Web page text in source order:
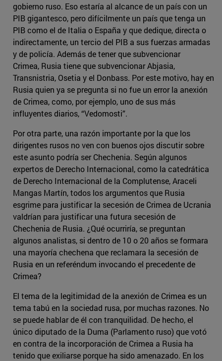
gobierno ruso. Eso estaría al alcance de un país con un
PIB gigantesco, pero difícilmente un país que tenga un
PIB como el de Italia o España y que dedique, directa o
indirectamente, un tercio del PIB a sus fuerzas armadas
y de policía. Además de tener que subvencionar
Crimea, Rusia tiene que subvencionar Abjasia,
Transnistria, Osetia y el Donbass. Por este motivo, hay en
Rusia quien ya se pregunta si no fue un error la anexión
de Crimea, como, por ejemplo, uno de sus más
influyentes diarios, “Vedomosti”.
Por otra parte, una razón importante por la que los
dirigentes rusos no ven con buenos ojos discutir sobre
este asunto podría ser Chechenia. Según algunos
expertos de Derecho Internacional, como la catedrática
de Derecho Internacional de la Complutense, Araceli
Mangas Martín, todos los argumentos que Rusia
esgrime para justificar la secesión de Crimea de Ucrania
valdrían para justificar una futura secesión de
Chechenia de Rusia. ¿Qué ocurriría, se preguntan
algunos analistas, si dentro de 10 o 20 años se formara
una mayoría chechena que reclamara la secesión de
Rusia en un referéndum invocando el precedente de
Crimea?
El tema de la legitimidad de la anexión de Crimea es un
tema tabú en la sociedad rusa, por muchas razones. No
se puede hablar de él con tranquilidad. De hecho, el
único diputado de la Duma (Parlamento ruso) que votó
en contra de la incorporación de Crimea a Rusia ha
tenido que exiliarse porque ha sido amenazado. En los